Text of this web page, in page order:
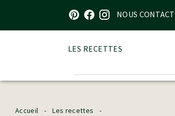
Visitez notre page sur Pinterest
Visitez notre page sur
Visitez notre page sur
NOUS
LES RECETTES
Accueil - Les recettes
-